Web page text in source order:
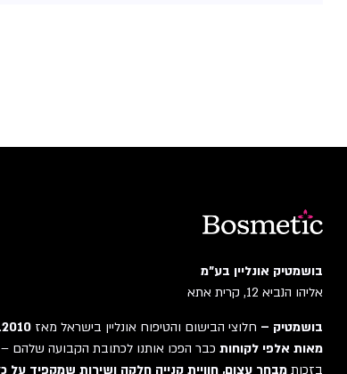
בושמטיק אונליין בע"מ
אליהו הנביא 12, קרית אתא
בושמטיק – חלוצי הבישום והטיפוח אונליין בישראל מאז 2010
.
מאות אלפי לקוחות כבר הפכו אותנו לכתובת הקבועה שלהם –
בזכות מבחר עצום, חוויית קנייה חלקה ושירות שמקפיד על